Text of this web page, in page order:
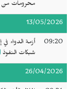
محرومات من
13/05/2026
09:20
أزمة الدواء
شبكات النفوذ
26/04/2026